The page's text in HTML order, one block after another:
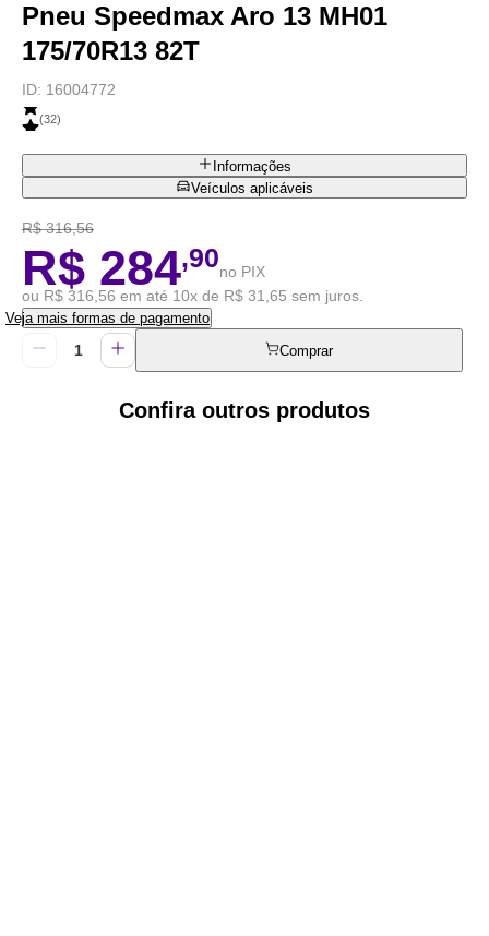
Pneu Speedmax Aro 13 MH01
175/70R13 82T
ID: 16004772
(32)
Informações
Veículos aplicáveis
R$ 316,56
R$ 284,90no PIX
ou R$ 316,56 em até 10x de R$ 31,65 sem juros.
Veja mais formas de pagamento
Comprar
Confira outros produtos